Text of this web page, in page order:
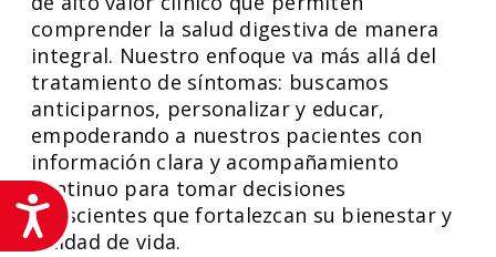
Accesibilidad
comprender la salud digestiva de manera
integral. Nuestro enfoque va más allá del
tratamiento de síntomas: buscamos
anticiparnos, personalizar y educar,
empoderando a nuestros pacientes con
información clara y acompañamiento
continuo para tomar decisiones
conscientes que fortalezcan su bienestar y
calidad de vida.